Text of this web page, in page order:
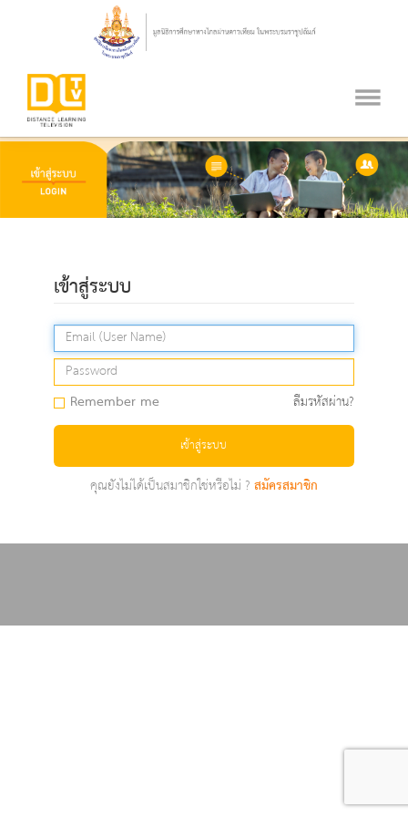
เข้าสู่ระบบ
Remember me ลืมรหัสผ่าน?
เข้าสู่ระบบ
คุณยังไม่ได้เป็นสมาชิกใช่หรือไม่ ?สมัครสมาชิก